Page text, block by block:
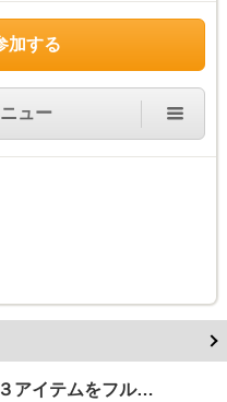
加する
ュー
アイテムをフル…